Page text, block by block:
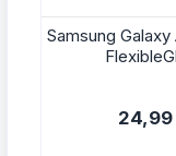
Samsung
24,99